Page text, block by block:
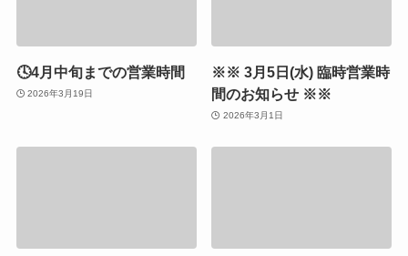
🕓4月中旬までの営業時間
2026年3月19日
※※ 3月5日(水) 臨時営業時
間のお知らせ ※※
2026年3月1日